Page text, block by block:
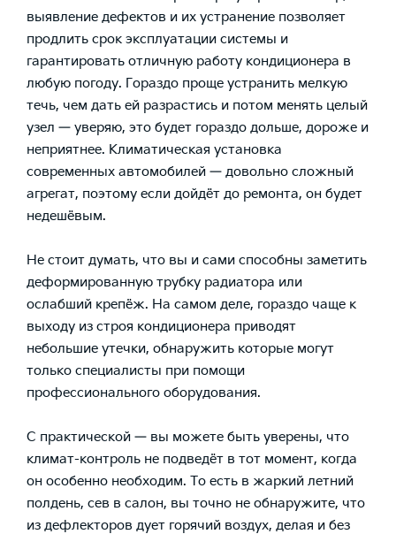
выявление дефектов и их устранение позволяет
продлить срок эксплуатации системы и
гарантировать отличную работу кондиционера в
любую погоду. Гораздо проще устранить мелкую
течь, чем дать ей разрастись и потом менять целый
узел — уверяю, это будет гораздо дольше, дороже и
неприятнее. Климатическая установка
современных автомобилей — довольно сложный
агрегат, поэтому если дойдёт до ремонта, он будет
недешёвым.
Не стоит думать, что вы и сами способны заметить
деформированную трубку радиатора или
ослабший крепёж. На самом деле, гораздо чаще к
выходу из строя кондиционера приводят
небольшие утечки, обнаружить которые могут
только специалисты при помощи
профессионального оборудования.
С практической — вы можете быть уверены, что
климат-контроль не подведёт в тот момент, когда
он особенно необходим. То есть в жаркий летний
полдень, сев в салон, вы точно не обнаружите, что
из дефлекторов дует горячий воздух, делая и без